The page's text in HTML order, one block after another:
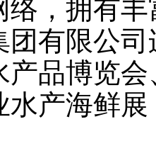
络，拥有
团有限公
产品博览
水产海鲜